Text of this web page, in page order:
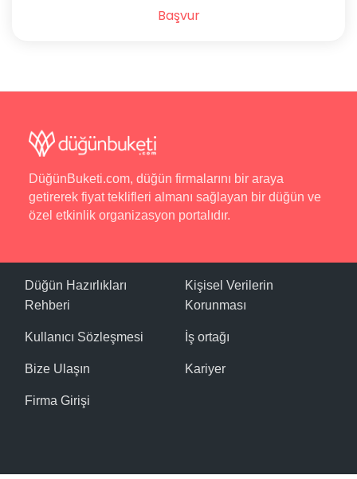
Başvur
DüğünBuketi.com, düğün firmalarını bir araya
getirerek fiyat teklifleri almanı sağlayan bir düğün ve
özel etkinlik organizasyon portalıdır.
Düğün Hazırlıkları
Rehberi
Kullanıcı Sözleşmesi
Bize Ulaşın
Firma Girişi
Kişisel Verilerin
Korunması
İş ortağı
Kariyer